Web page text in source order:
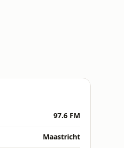
97.6 FM
Maastricht